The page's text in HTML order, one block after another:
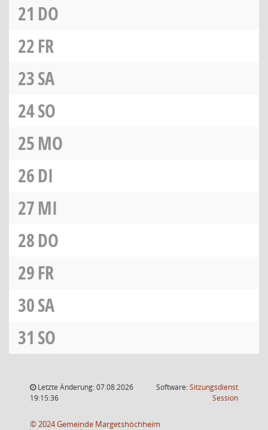
21 DO
22FR
23SA
24SO
25MO
26DI
27MI
28DO
29FR
30SA
31 SO
Letzte Änderung: 07.08.2026
19:15:36
Software:Sitzungsdienst
Session(Wird in
© 2024 Gemeinde Margetshöchheim